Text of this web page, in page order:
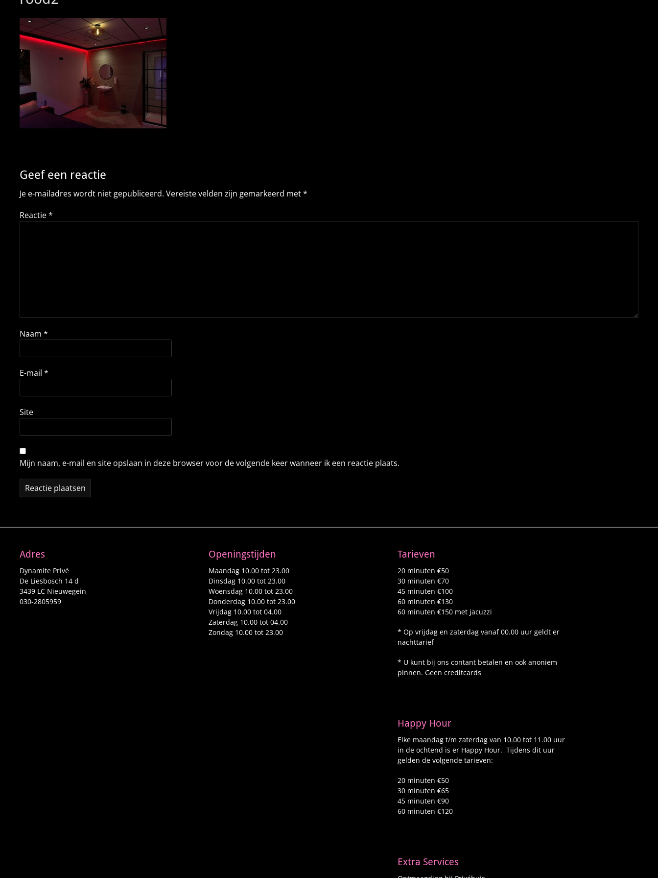
Geef een reactie
Je e-mailadres wordt niet gepubliceerd. Vereiste velden zijn gemarkeerd met*
Reactie*
Naam *
E-mail *
Site
Mijn naam, e-mail en site opslaan in deze browser voor de volgende keer wanneer ik een reactie plaats.
Adres
Dynamite Privé
De Liesbosch 14 d
3439 LC Nieuwegein
030-2805959
Openingstijden
Maandag 10.00 tot 23.00
Dinsdag 10.00 tot 23.00
Woensdag 10.00 tot 23.00
Donderdag 10.00 tot 23.00
Vrijdag 10.00 tot 04.00
Zaterdag 10.00 tot 04.00
Zondag 10.00 tot 23.00
Tarieven
20 minuten €50
30 minuten €70
45 minuten €100
60 minuten €130
60 minuten €150 met jacuzzi
* Op vrijdag en zaterdag vanaf 00.00 uur geldt er
nachttarief
* U kunt bij ons contant betalen en ook anoniem
pinnen. Geen creditcards
Happy Hour
Elke maandag t/m zaterdag van 10.00 tot 11.00 uur
in de ochtend is er Happy Hour. Tijdens dit uur
gelden de volgende tarieven:
20 minuten €50
30 minuten €65
45 minuten €90
60 minuten €120
Extra Services